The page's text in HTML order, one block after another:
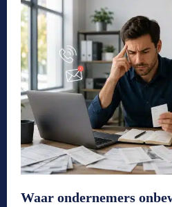
Waar ondernemers